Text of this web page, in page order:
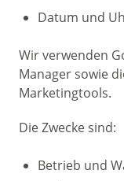
Datum und
Wir verwenden
Manager sowie
Marketingtools.
Die Zwecke sind:
Betrieb und